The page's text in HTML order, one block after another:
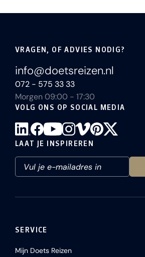
VRAGEN, OF ADVIES NODIG?
info@doetsreizen.nl
072 - 575 33 33
Morgen 09:00 - 17:30
VOLG ONS OP SOCIAL MEDIA
LAAT JE INSPIREREN
SERVICE
Mijn Doets Reizen